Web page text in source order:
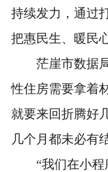
持续发力，通过
把惠民生、暖民
茫崖市数据局
性住房需要拿着
就要来回折腾好
几个月都未必有
“我们在小程序